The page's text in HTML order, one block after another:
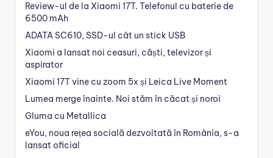
Review-ul de la Xiaomi 17T. Telefonul cu baterie de
6500 mAh
ADATA SC610, SSD-ul cât un stick USB
Xiaomi a lansat noi ceasuri, căști, televizor și
aspirator
Xiaomi 17T vine cu zoom 5x și Leica Live Moment
Lumea merge înainte. Noi stăm în căcat și noroi
Gluma cu Metallica
eYou, noua rețea socială dezvoltată în România, s-a
lansat oficial